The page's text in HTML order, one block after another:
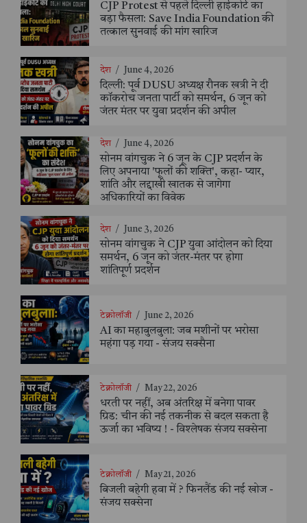
CJP Protest से पहले दिल्ली हाईकोर्ट का
बड़ा फैसला: Save India Foundation की
तत्काल सुनवाई की मांग खारिज
देश / June 4, 2026
दिल्ली: पूर्व DUSU अध्यक्ष रौनक खत्री ने दी
कॉकरोच जनता पार्टी को समर्थन, 6 जून को
जंतर मंतर पर युवा प्रदर्शन की अपील
देश / June 4, 2026
सोनम वांगचुक ने 6 जून के CJP प्रदर्शन के
लिए अपनाया 'फूलों की शक्ति', कहा- प्यार,
शांति और लद्दाखी खातक से जागेगा
अधिकारियों का विवेक
देश / June 3, 2026
सोनम वांगचुक ने CJP युवा आंदोलन को दिया
समर्थन, 6 जून को जंतर-मंतर पर होगा
शांतिपूर्ण प्रदर्शन
टेक्नोलॉजी / June 2, 2026
AI का महाबुलबुला: जब मशीनों पर भरोसा
महंगा पड़ गया - संजय सक्सैना
टेक्नोलॉजी / May 22, 2026
धरती पर नहीं, अब अंतरिक्ष में बनेगा पावर
ग्रिड: चीन की नई तकनीक से बदल सकता है
ऊर्जा का भविष्य ! - विश्लेषक संजय सक्सेना
टेक्नोलॉजी / May 21, 2026
बिजली बहेगी हवा में ? फिनलैंड की नई खोज -
संजय सक्सेना